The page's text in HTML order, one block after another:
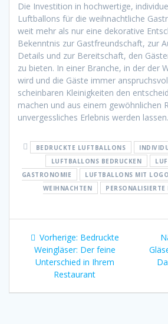
Die Investition in hochwertige,
Luftballons für die weihnachtliche
weit mehr als nur eine dekorative
Bekenntnis zur Gastfreundschaft, zur
Details und zur Bereitschaft, den
zu bieten. In einer Branche, in der der
wird und die Gäste immer
scheinbaren Kleinigkeiten den
machen und aus einem gewöhnlichen
unvergessliches Erlebnis werden lassen.
BEDRUCKTE LUFTBALLONS
LUFTBALLONS BEDRUCKEN
GASTRONOMIE
LUFTBALLONS MIT LOGO
WEIHNACHTEN
Vorherige: Vorheriger
Beitrag:
Bedruckte
Weingläser: Der feine
Unterschied in Ihrem
Restaurant